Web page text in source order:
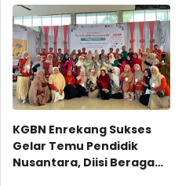
KGBN Enrekang Sukses
Gelar Temu Pendidik
Nusantara, Diisi Beragam